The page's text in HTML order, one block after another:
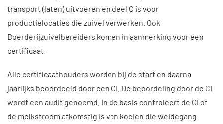
transport (laten) uitvoeren en deel C is voor
productielocaties die zuivel verwerken. Ook
Boerderijzuivelbereiders komen in aanmerking voor een
certificaat.
Alle certificaathouders worden bij de start en daarna
jaarlijks beoordeeld door een CI. De beoordeling door de CI
wordt een audit genoemd. In de basis controleert de CI of
de melkstroom afkomstig is van koeien die weidegang